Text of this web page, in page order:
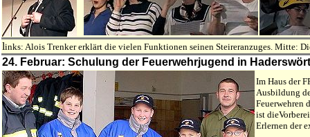
links: Alois Trenker erklärt die vielen Funktionen seinen Steireranzuges. Mitte:
24. Februar: Schulung der Feuerwehrjugend in
Im Haus der
Ausbildung
Feuerwehren
ist
Erlernen der